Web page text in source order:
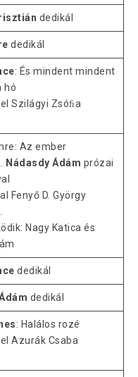
dedikál
dedikál
: És mindent mindent
hó
Szilágyi Zsóﬁa
Az ember
Nádasdy Ádám prózai
Fenyő D. György
Nagy Katica és
dedikál
dedikál
: Halálos rozé
Azurák Csaba